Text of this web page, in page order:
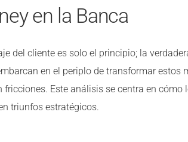
en la Banca
del cliente es solo el principio; la
en el periplo de transformar estos
fricciones. Este análisis se centra en cómo
triunfos estratégicos.